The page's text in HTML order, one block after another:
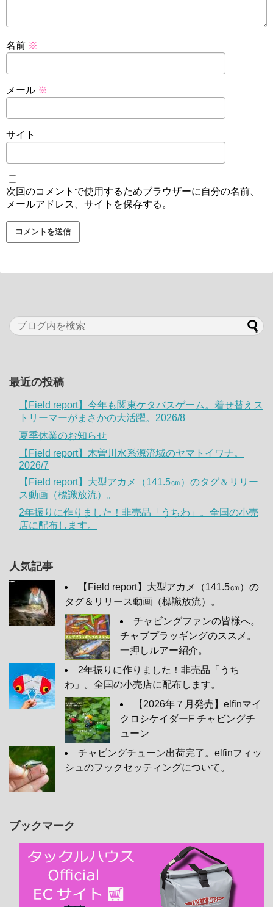
名前 ※
メール ※
サイト
次回のコメントで使用するためブラウザーに自分の名前、
メールアドレス、サイトを保存する。
最近の投稿
【Field report】今年も関東ケタバスゲーム。着せ替えス
トリーマーがまさかの大活躍。2026/8
夏季休業のお知らせ
【Field report】木曽川水系源流域のヤマトイワナ。
2026/7
【Field report】大型アカメ（141.5㎝）のタグ＆リリー
ス動画（標識放流）。
2年振りに作りました！非売品「うちわ」。全国の小売
店に配布します。
人気記事
【Field report】大型アカメ（141.5㎝）の
タグ＆リリース動画（標識放流）。
チャビングファンの皆様へ。
チャブプラッギングのススメ。
一押しルアー紹介。
2年振りに作りました！非売品「うち
わ」。全国の小売店に配布します。
【2026年７月発売】elfinマイ
クロシケイダーF チャビングチ
ューン
チャビングチューン出荷完了。elfinフィッ
シュのフックセッティングについて。
ブックマーク